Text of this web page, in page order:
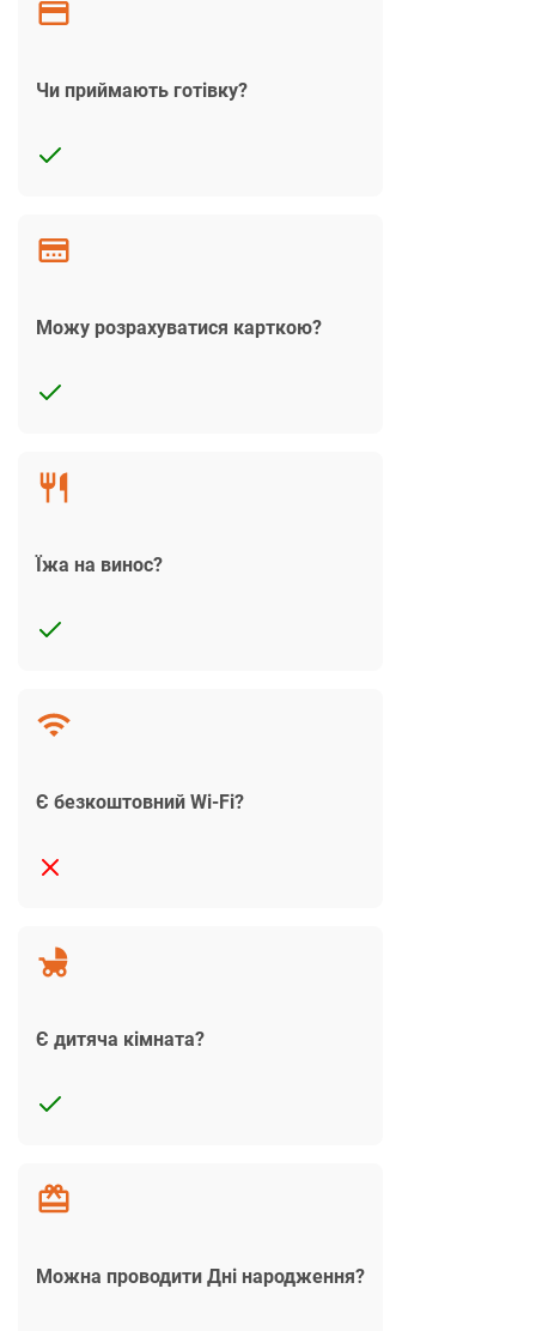
Чи приймають готівку?
Можу розрахуватися карткою?
Їжа на винос?
Є безкоштовний Wi-Fi?
Є дитяча кімната?
Можна проводити Дні народження?